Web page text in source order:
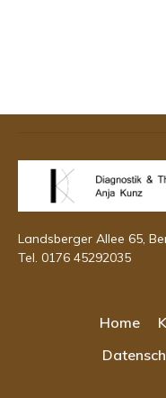
Landsberger Allee 65,
Tel. 0176 45292035
Home